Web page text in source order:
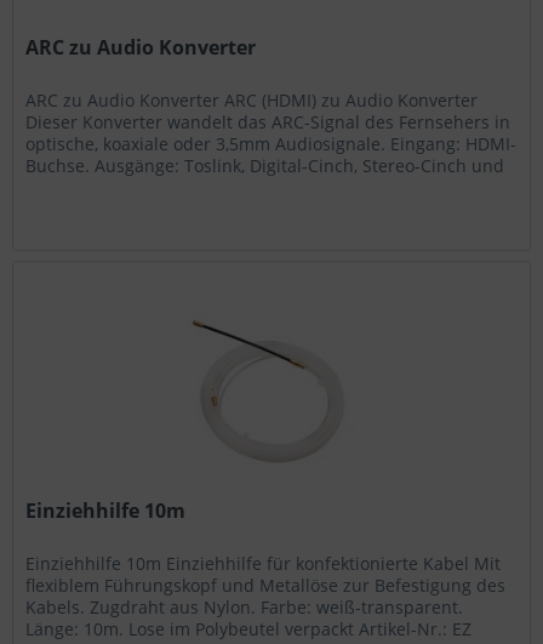
ARC zu Audio Konverter
ARC zu Audio Konverter ARC (HDMI) zu Audio Konverter
Dieser Konverter wandelt das ARC-Signal des Fernsehers in
optische, koaxiale oder 3,5mm Audiosignale. Eingang: HDMI-
Buchse. Ausgänge: Toslink, Digital-Cinch, Stereo-Cinch und
Einziehhilfe 10m
Einziehhilfe 10m Einziehhilfe für konfektionierte Kabel Mit
flexiblem Führungskopf und Metallöse zur Befestigung des
Kabels. Zugdraht aus Nylon. Farbe: weiß-transparent.
Länge: 10m. Lose im Polybeutel verpackt Artikel-Nr.: EZ